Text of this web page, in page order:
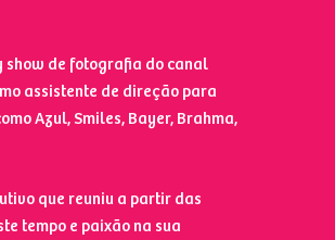
show de fotografia do canal
assistente de direção para
Azul, Smiles, Bayer, Brahma,
que reuniu a partir das
tempo e paixão na sua